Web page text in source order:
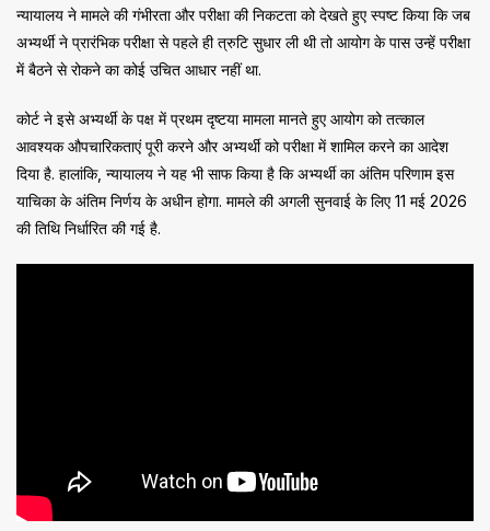
न्यायालय ने मामले की गंभीरता और परीक्षा की निकटता को देखते हुए स्पष्ट किया कि जब
अभ्यर्थी ने प्रारंभिक परीक्षा से पहले ही त्रुटि सुधार ली थी तो आयोग के पास उन्हें परीक्षा
में बैठने से रोकने का कोई उचित आधार नहीं था.
कोर्ट ने इसे अभ्यर्थी के पक्ष में प्रथम दृष्टया मामला मानते हुए आयोग को तत्काल
आवश्यक औपचारिकताएं पूरी करने और अभ्यर्थी को परीक्षा में शामिल करने का आदेश
दिया है. हालांकि, न्यायालय ने यह भी साफ किया है कि अभ्यर्थी का अंतिम परिणाम इस
याचिका के अंतिम निर्णय के अधीन होगा. मामले की अगली सुनवाई के लिए 11 मई 2026
की तिथि निर्धारित की गई है.